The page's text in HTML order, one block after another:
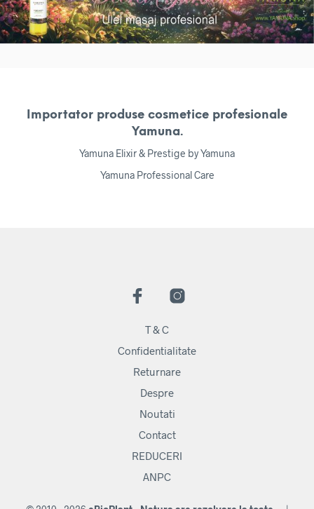
Importator produse cosmetice profesionale
Yamuna.
Yamuna Elixir & Prestige by Yamuna
Yamuna Professional Care
T & C
Confidentialitate
Returnare
Despre
Noutati
Contact
REDUCERI
ANPC